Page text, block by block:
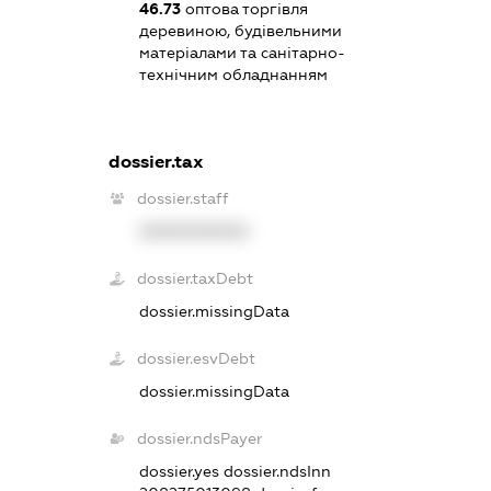
46.73оптова торгівля
деревиною, будівельними
матеріалами та санітарно-
технічним обладнанням
dossier.tax
dossier.staff
dossier.taxDebt
dossier.missingData
dossier.esvDebt
dossier.missingData
dossier.ndsPayer
dossier.yes dossier.ndsInn